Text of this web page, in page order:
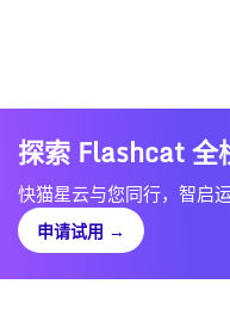
探索 Flashcat 全
快猫星云与您同行，智启
申请试用 →